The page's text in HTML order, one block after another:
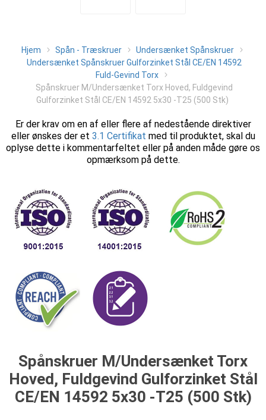
Hjem Spån - Træskruer
Undersænket Spånskruer
Undersænket Spånskruer Gulforzinket Stål CE/EN 14592
Fuld-Gevind Torx
Spånskruer M/Undersænket Torx Hoved, Fuldgevind
Gulforzinket Stål CE/EN 14592 5x30 -T25 (500 Stk)
Er der krav om en af eller flere af nedestående direktiver
eller ønskes der et 3.1 Certifikat med til produktet, skal du
oplyse dette i kommentarfeltet eller på anden måde gøre os
opmærksom på dette.
Spånskruer M/Undersænket Torx
Hoved, Fuldgevind Gulforzinket Stål
CE/EN 14592 5x30 -T25 (500 Stk)